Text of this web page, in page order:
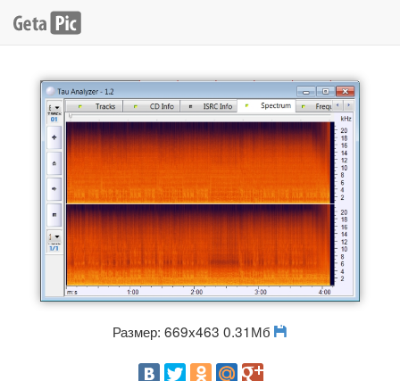
Размер: 669x463 0.31Мб